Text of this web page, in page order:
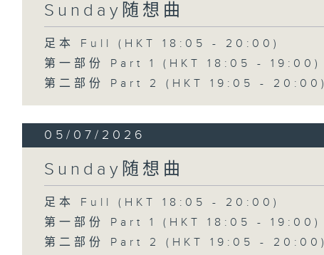
Sunday随想曲
足本 Full (HKT 18:05 - 20:00)
第一部份 Part 1 (HKT 18:05 - 19:00)
第二部份 Part 2 (HKT 19:05 - 20:00)
05/07/2026
Sunday随想曲
足本 Full (HKT 18:05 - 20:00)
第一部份 Part 1 (HKT 18:05 - 19:00)
第二部份 Part 2 (HKT 19:05 - 20:00)